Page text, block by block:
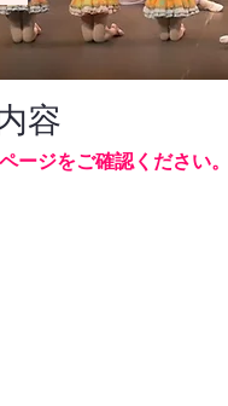
容
ージをご確認ください。